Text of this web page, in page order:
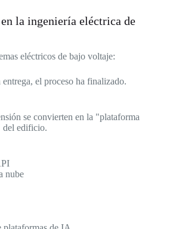
la ingeniería eléctrica de
eléctricos de bajo voltaje:
el proceso ha finalizado.
se convierten en la "plataforma
del edificio.
nube